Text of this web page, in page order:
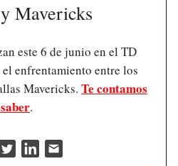
Mavericks
este 6 de junio en el TD
enfrentamiento entre los
Mavericks. Te contamos
.